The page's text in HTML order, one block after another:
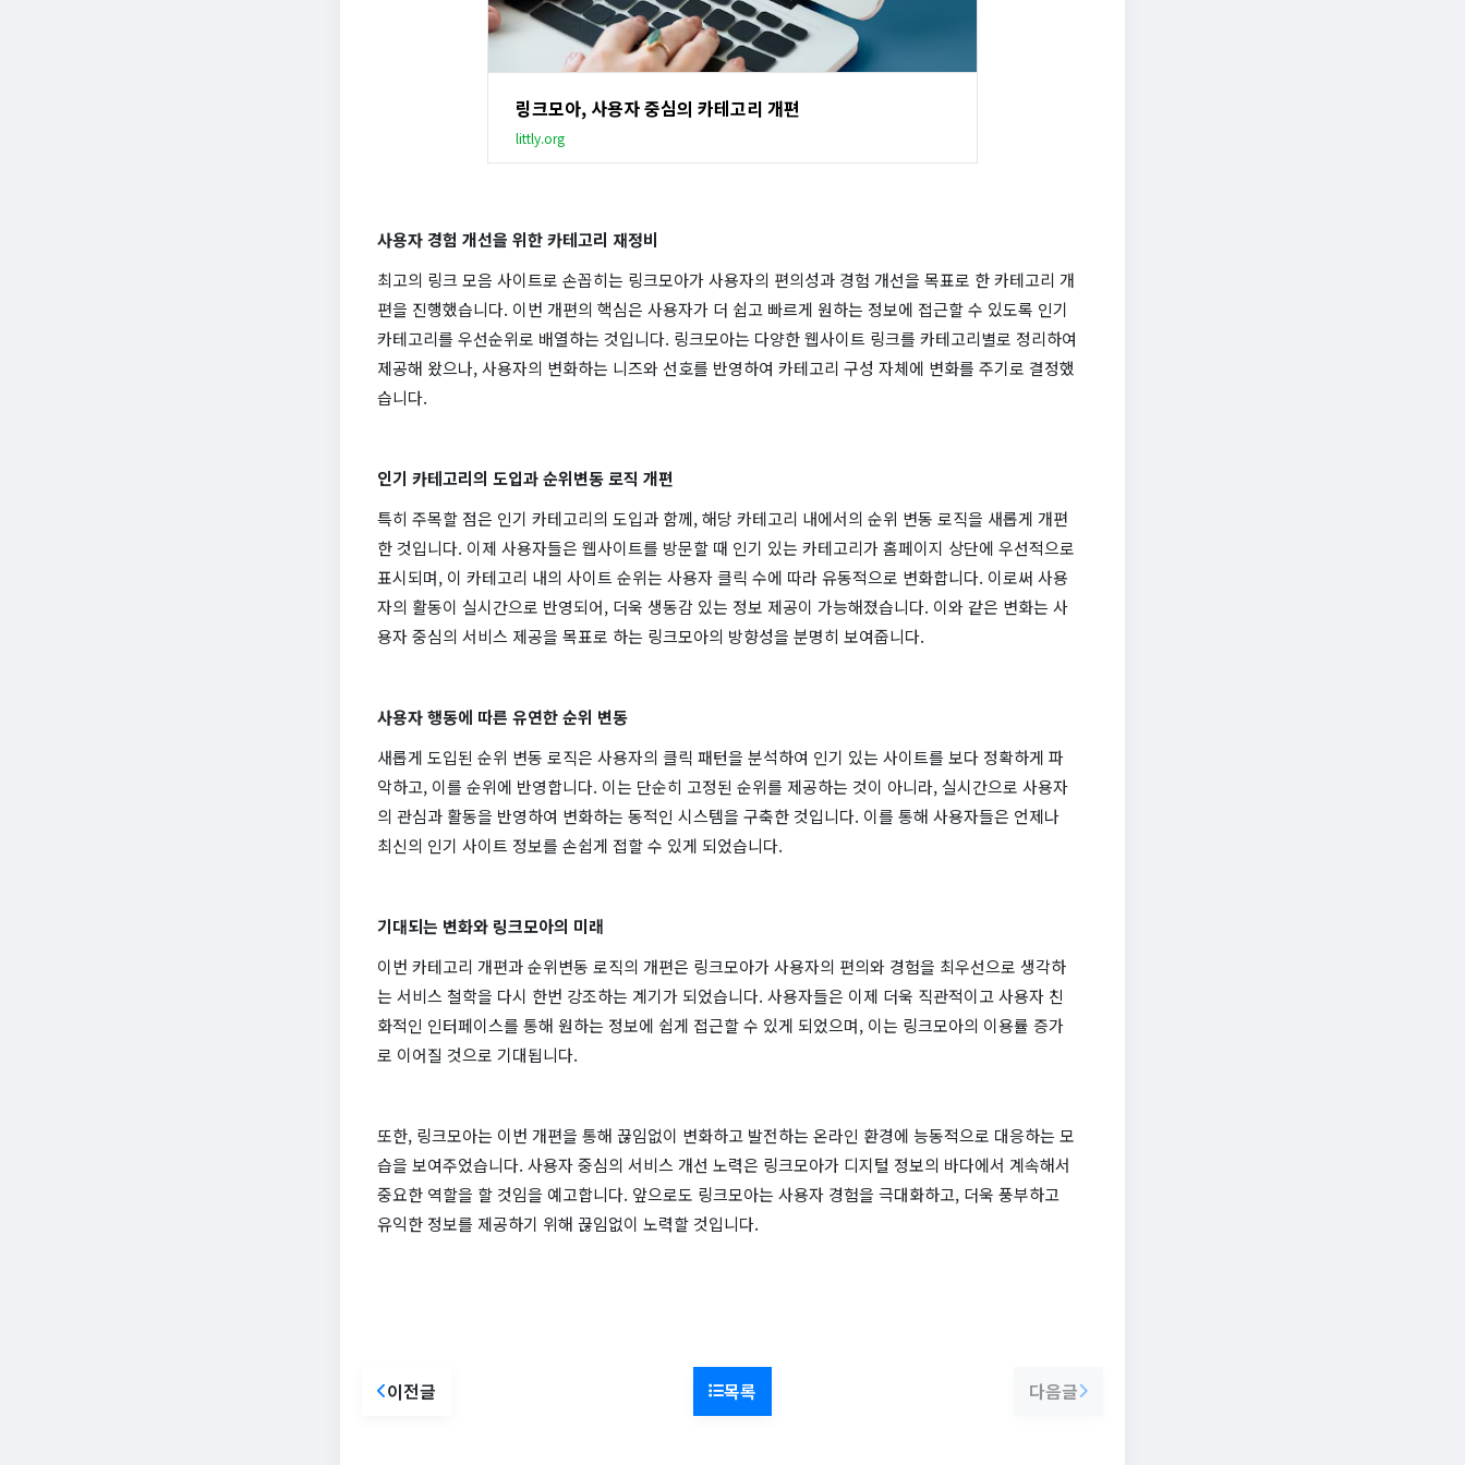
링크모아, 사용자 중심의 카테고리 개편
littly.org
사용자 경험 개선을 위한 카테고리 재정비
최고의 링크 모음 사이트로 손꼽히는 링크모아가 사용자의 편의성과 경험 개선을 목표로 한 카테고리 개
편을 진행했습니다. 이번 개편의 핵심은 사용자가 더 쉽고 빠르게 원하는 정보에 접근할 수 있도록 인기
카테고리를 우선순위로 배열하는 것입니다. 링크모아는 다양한 웹사이트 링크를 카테고리별로 정리하여
제공해 왔으나, 사용자의 변화하는 니즈와 선호를 반영하여 카테고리 구성 자체에 변화를 주기로 결정했
습니다.
인기 카테고리의 도입과 순위변동 로직 개편
특히 주목할 점은 인기 카테고리의 도입과 함께, 해당 카테고리 내에서의 순위 변동 로직을 새롭게 개편
한 것입니다. 이제 사용자들은 웹사이트를 방문할 때 인기 있는 카테고리가 홈페이지 상단에 우선적으로
표시되며, 이 카테고리 내의 사이트 순위는 사용자 클릭 수에 따라 유동적으로 변화합니다. 이로써 사용
자의 활동이 실시간으로 반영되어, 더욱 생동감 있는 정보 제공이 가능해졌습니다. 이와 같은 변화는 사
용자 중심의 서비스 제공을 목표로 하는 링크모아의 방향성을 분명히 보여줍니다.
사용자 행동에 따른 유연한 순위 변동
새롭게 도입된 순위 변동 로직은 사용자의 클릭 패턴을 분석하여 인기 있는 사이트를 보다 정확하게 파
악하고, 이를 순위에 반영합니다. 이는 단순히 고정된 순위를 제공하는 것이 아니라, 실시간으로 사용자
의 관심과 활동을 반영하여 변화하는 동적인 시스템을 구축한 것입니다. 이를 통해 사용자들은 언제나
최신의 인기 사이트 정보를 손쉽게 접할 수 있게 되었습니다.
기대되는 변화와 링크모아의 미래
이번 카테고리 개편과 순위변동 로직의 개편은 링크모아가 사용자의 편의와 경험을 최우선으로 생각하
는 서비스 철학을 다시 한번 강조하는 계기가 되었습니다. 사용자들은 이제 더욱 직관적이고 사용자 친
화적인 인터페이스를 통해 원하는 정보에 쉽게 접근할 수 있게 되었으며, 이는 링크모아의 이용률 증가
로 이어질 것으로 기대됩니다.
또한, 링크모아는 이번 개편을 통해 끊임없이 변화하고 발전하는 온라인 환경에 능동적으로 대응하는 모
습을 보여주었습니다. 사용자 중심의 서비스 개선 노력은 링크모아가 디지털 정보의 바다에서 계속해서
중요한 역할을 할 것임을 예고합니다. 앞으로도 링크모아는 사용자 경험을 극대화하고, 더욱 풍부하고
유익한 정보를 제공하기 위해 끊임없이 노력할 것입니다.
이전글 목록 다음글